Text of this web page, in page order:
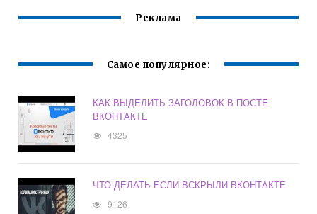
Реклама
Самое популярное:
КАК ВЫДЕЛИТЬ ЗАГОЛОВОК В ПОСТЕ
ВКОНТАКТЕ
4325
ЧТО ДЕЛАТЬ ЕСЛИ ВСКРЫЛИ ВКОНТАКТЕ
9126